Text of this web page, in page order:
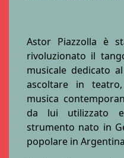
Astor Piazzolla è
rivoluzionato il
musicale dedicato
ascoltare in
musica
da lui utilizzato
strumento nato in
popolare in